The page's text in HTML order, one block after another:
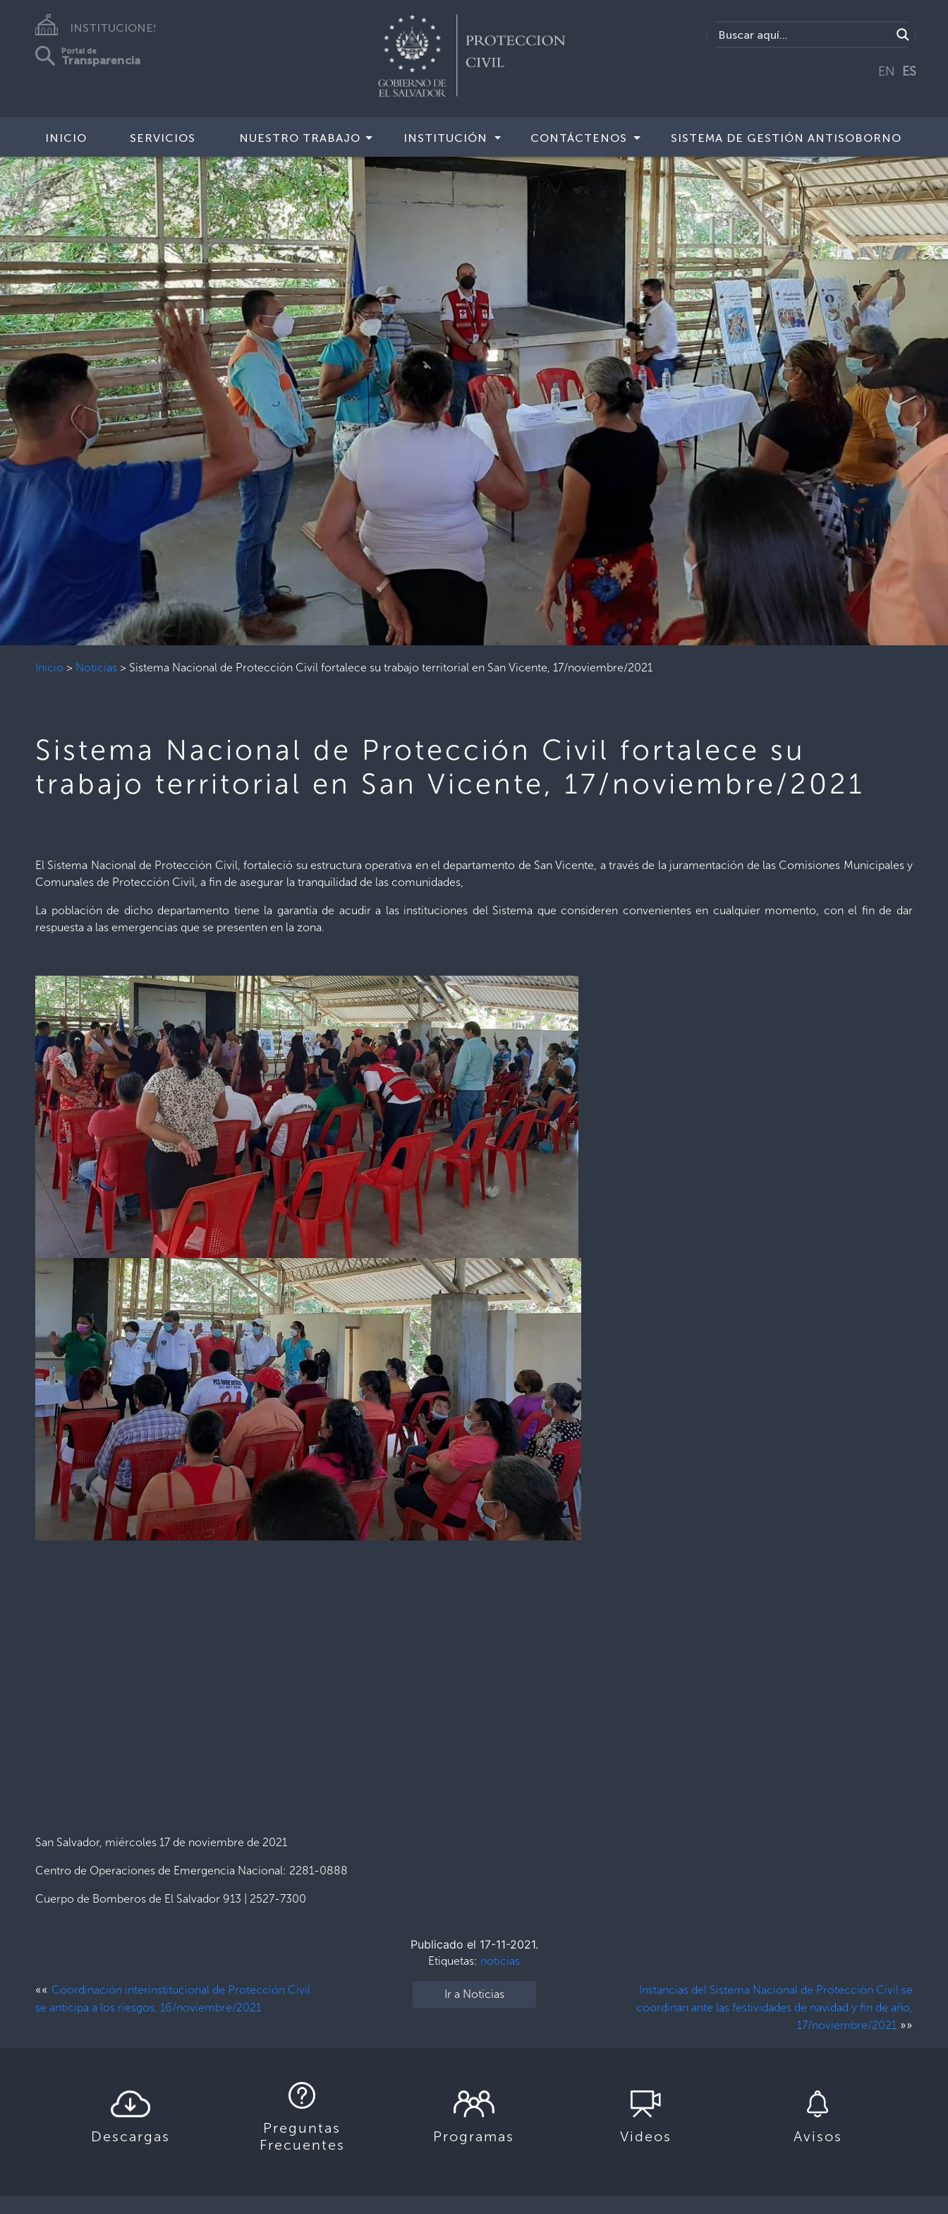
INSTITUCIONES
Portal de
Transparencia
EN ES
INICIO SERVICIOS NUESTRO TRABAJO INSTITUCIÓN CONTÁCTENOS SISTEMA DE GESTIÓN ANTISOBORNO
Inicio > Noticias > Sistema Nacional de Protección Civil fortalece su trabajo territorial en San Vicente, 17/noviembre/2021
Sistema Nacional de Protección Civil fortalece su
trabajo territorial en San Vicente, 17/noviembre/2021
El Sistema Nacional de Protección Civil, fortaleció su estructura operativa en el departamento de San Vicente, a través de la juramentación de las Comisiones Municipales y
Comunales de Protección Civil, a fin de asegurar la tranquilidad de las comunidades,
La población de dicho departamento tiene la garantía de acudir a las instituciones del Sistema que consideren convenientes en cualquier momento, con el fin de dar
respuesta a las emergencias que se presenten en la zona.
San Salvador, miércoles 17 de noviembre de 2021
Centro de Operaciones de Emergencia Nacional: 2281-0888
Cuerpo de Bomberos de El Salvador 913 | 2527-7300
Publicado el 17-11-2021.
Etiquetas: noticias
«« Coordinación interinstitucional de Protección Civil
se anticipa a los riesgos, 16/noviembre/2021
Ir a Noticias
Instancias del Sistema Nacional de Protección Civil se
coordinan ante las festividades de navidad y fin de año,
17/noviembre/2021 »»
Descargas
Preguntas
Frecuentes
Programas Videos Avisos